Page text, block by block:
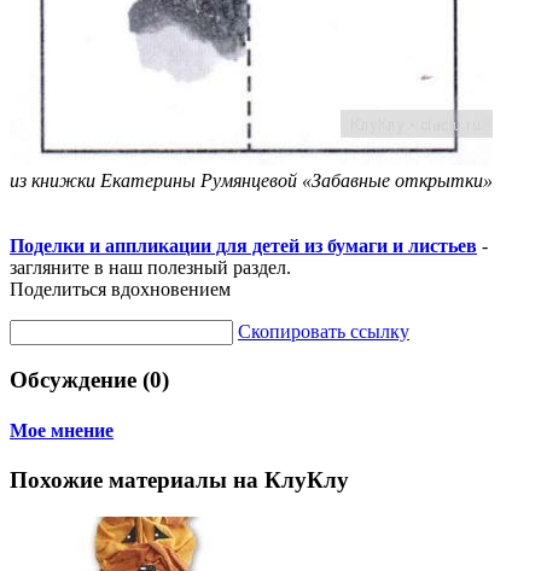
из книжки Екатерины Румянцевой «Забавные открытки»
Поделки и аппликации для детей из бумаги и листьев -
загляните в наш полезный раздел.
Поделиться вдохновением
Скопировать ссылку
Обсуждение (0)
Мое мнение
Похожие материалы на КлуКлу